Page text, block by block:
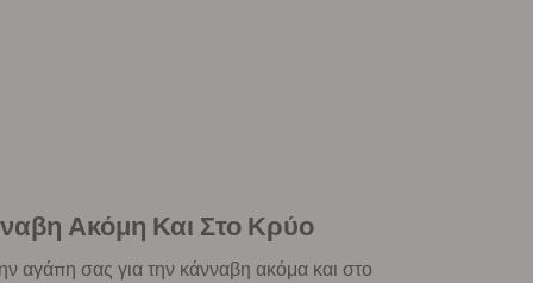
Ακόμη Και Στο Κρύο
αγάπη σας για την κάνναβη ακόμα και στο